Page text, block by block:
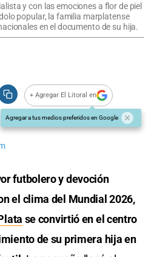
y con las emociones a flor de piel
popular, la familia marplatense
en el documento de su hija.
+ Agregar El Litoral en
Agregar a tus medios preferidos en Google
futbolero y devoción
el clima del Mundial 2026,
se convirtió en el centro
de su primera hija en